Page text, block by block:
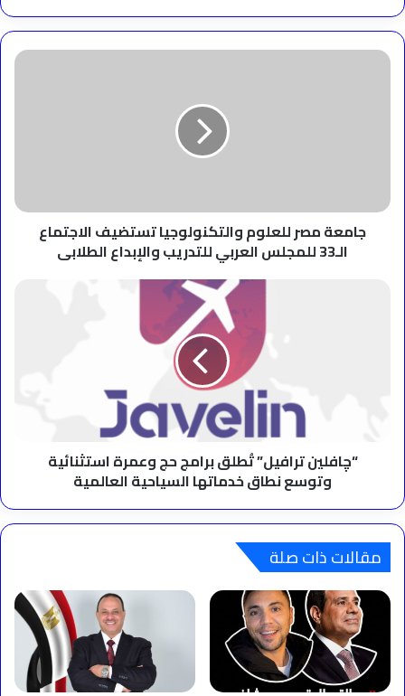
جامعة
العربي
للتدريبجامعة مصر للعلوم والتكنولوجيا تستضيف الاجتماع
الـ33 للمجلس العربي للتدريب والإبداع الطلابى
خدماتها“چافلين ترافيل” تُطلق برامج حج وعمرة استثنائية
وتوسع نطاق خدماتها السياحية العالمية
مقالات ذات صلة